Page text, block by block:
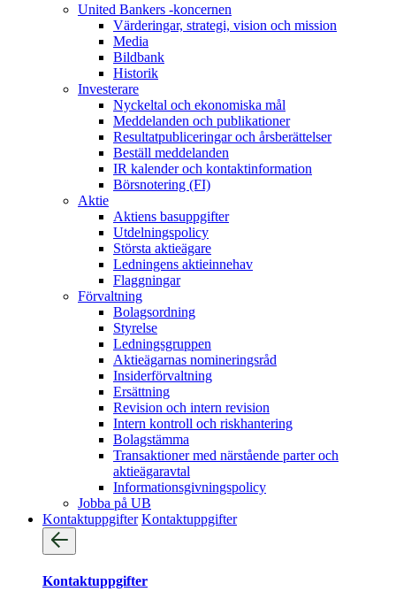
United Bankers -koncernen
Värderingar, strategi, vision och mission
Media
Bildbank
Historik
Investerare
Nyckeltal och ekonomiska mål
Meddelanden och publikationer
Resultatpubliceringar och årsberättelser
Beställ meddelanden
IR kalender och kontaktinformation
Börsnotering (FI)
Aktie
Aktiens basuppgifter
Utdelningspolicy
Största aktieägare
Ledningens aktieinnehav
Flaggningar
Förvaltning
Bolagsordning
Styrelse
Ledningsgruppen
Aktieägarnas nomineringsråd
Insiderförvaltning
Ersättning
Revision och intern revision
Intern kontroll och riskhantering
Bolagstämma
Transaktioner med närstående parter och
aktieägaravtal
Informationsgivningspolicy
Jobba på UB
Kontaktuppgifter Kontaktuppgifter
Kontaktuppgifter